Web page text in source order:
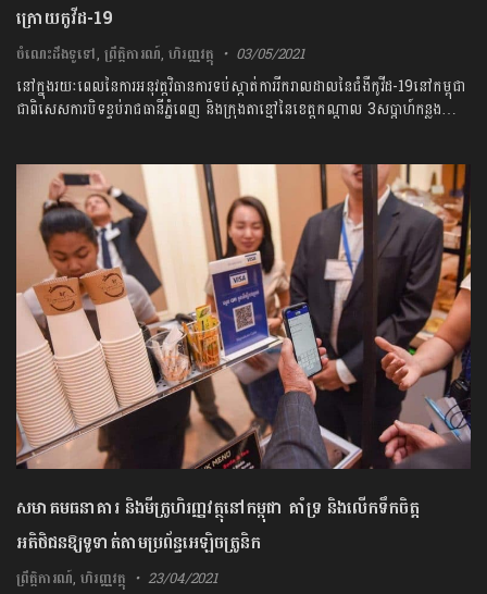
ក្រោយកូវីដ-19
ចំណេះដឹងទូទៅ, ព្រឹត្តិការណ៍,ហិរញ្ញវត្ថុ 03/05/2021
នៅក្នុងរយៈពេលនៃការអនុវត្តវិធានការទប់ស្កាត់ការរីករាលដាលនៃជំងឺកូវីដ-19នៅកម្ពុជា
ជាពិសេសការបិទខ្ទប់រាជធានីភ្នំពេញ និងក្រុងតាខ្មៅនៃខេត្តកណ្តាល ​3សប្តាហ៍កន្លង…
សមាគមធនាគារ និងមីក្រូហិរញ្ញវត្ថុនៅកម្ពុជា គាំទ្រ និងលើកទឹកចិត្ត
អតិថិជនឱ្យទូទាត់តាមប្រព័ន្ធអេឡិចត្រូនិក
ព្រឹត្តិការណ៍,ហិរញ្ញវត្ថុ 23/04/2021